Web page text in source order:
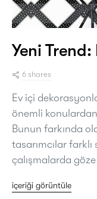
Yeni
6 shares
Ev içi
önemli konulardan
Bunun farkında
tasarımcılar
çalışmalarda
içeriği görüntüle